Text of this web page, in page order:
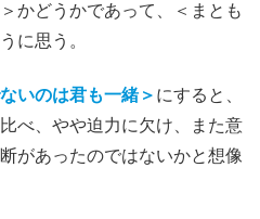
かどうかであって、＜まとも
に思う。
いのは君も一緒＞ にすると、
べ、やや迫力に欠け、また意
があったのではないかと想像